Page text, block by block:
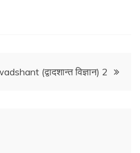
(द्वादशान्त विज्ञान) 2